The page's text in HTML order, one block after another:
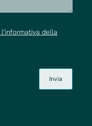
l'informativa della